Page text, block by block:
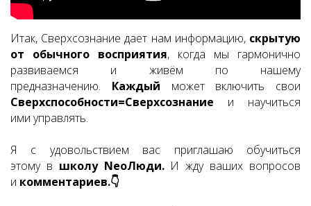
Итак, Сверхсознание дает нам информацию, скрытую
от обычного восприятия, когда мы гармонично
развиваемся и живём по нашему
предназначению. Каждый может включить свои
Сверхспособности=Сверхсознание и научиться
ими управлять.
Я с удовольствием вас приглашаю обучиться
этому в школу NеоЛюди. И жду ваших вопросов
и комментариев.👇